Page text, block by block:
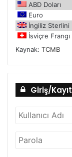
ABD Doları
Euro
İngiliz Sterlini
İsviçre Frangı
Kaynak: TCMB
Giriş/Kayıt